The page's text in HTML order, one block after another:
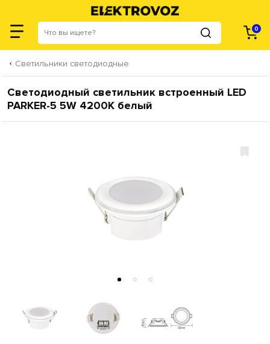
0
Светильники светодиодные
Светодиодный светильник встроенный LED
PARKER-5 5W 4200K белый